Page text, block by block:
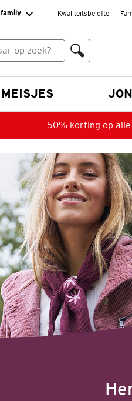
family Kwaliteitsbelofte
MEISJES
50% korting op alle